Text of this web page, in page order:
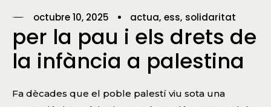
octubre 10, 2025 actua ess solidaritat
per la pau i els drets de
la infància a palestina
Fa dècades que el poble palestí viu sota una